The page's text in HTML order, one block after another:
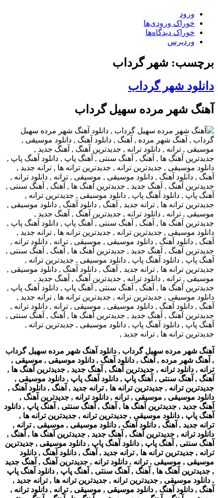
ورود
خوراک ورودی‌ها
خوراک دیدگاه‌ها
وردپرس
برچسب: شهر گرداب
دانلود شهر گرداب
آهنگ شهر مرده سهیل گرداب
آهنگ شهر مرده سهیل گرداب , دانلود آهنگ شهر مرده سهیل گرداب
, آهنگ شهر مرده , آهنگ , دانلود آهنگ , دانلود موسیقی , موسیقی ,
ترانه , دانلود ترانه , جدیدترین آهنگ , آهنگ جدید , جدیدترین آهنگ ها ,
آهنگ , آهنگ سنتی , آهنگ پاپ , دانلود آهنگ پاپ , دانلود موسیقی ,
جدیدترین ترانه , جدیدترین ترانه ها , ترانه جدید , آهنگ , دانلود آهنگ ,
دانلود موسیقی , موسیقی , ترانه , دانلود ترانه , جدیدترین آهنگ ,
آهنگ جدید , جدیدترین آهنگ ها , آهنگ , آهنگ سنتی , آهنگ پاپ , دانلود
آهنگ پاپ , دانلود موسیقی , جدیدترین ترانه , جدیدترین ترانه ها ,
ترانه جدید , آهنگ , دانلود آهنگ , دانلود موسیقی , موسیقی , ترانه ,
دانلود ترانه , جدیدترین آهنگ , آهنگ جدید , جدیدترین آهنگ ها , آهنگ ,
آهنگ سنتی , آهنگ پاپ , دانلود آهنگ پاپ , دانلود موسیقی , جدیدترین
ترانه , جدیدترین ترانه ها , ترانه جدید , آهنگ , دانلود آهنگ , دانلود
موسیقی , موسیقی , ترانه , دانلود ترانه , جدیدترین آهنگ , آهنگ جدید
, جدیدترین آهنگ ها , آهنگ , آهنگ سنتی , آهنگ پاپ , دانلود آهنگ پاپ
, دانلود موسیقی , جدیدترین ترانه , جدیدترین ترانه ها , ترانه جدید ,
آهنگ , دانلود آهنگ , دانلود موسیقی , موسیقی , ترانه , دانلود ترانه ,